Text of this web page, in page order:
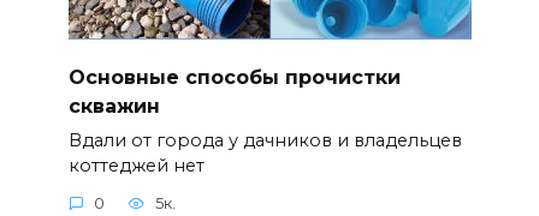
Основные способы прочистки
скважин
Вдали от города у дачников и владельцев
коттеджей нет
0 5к.